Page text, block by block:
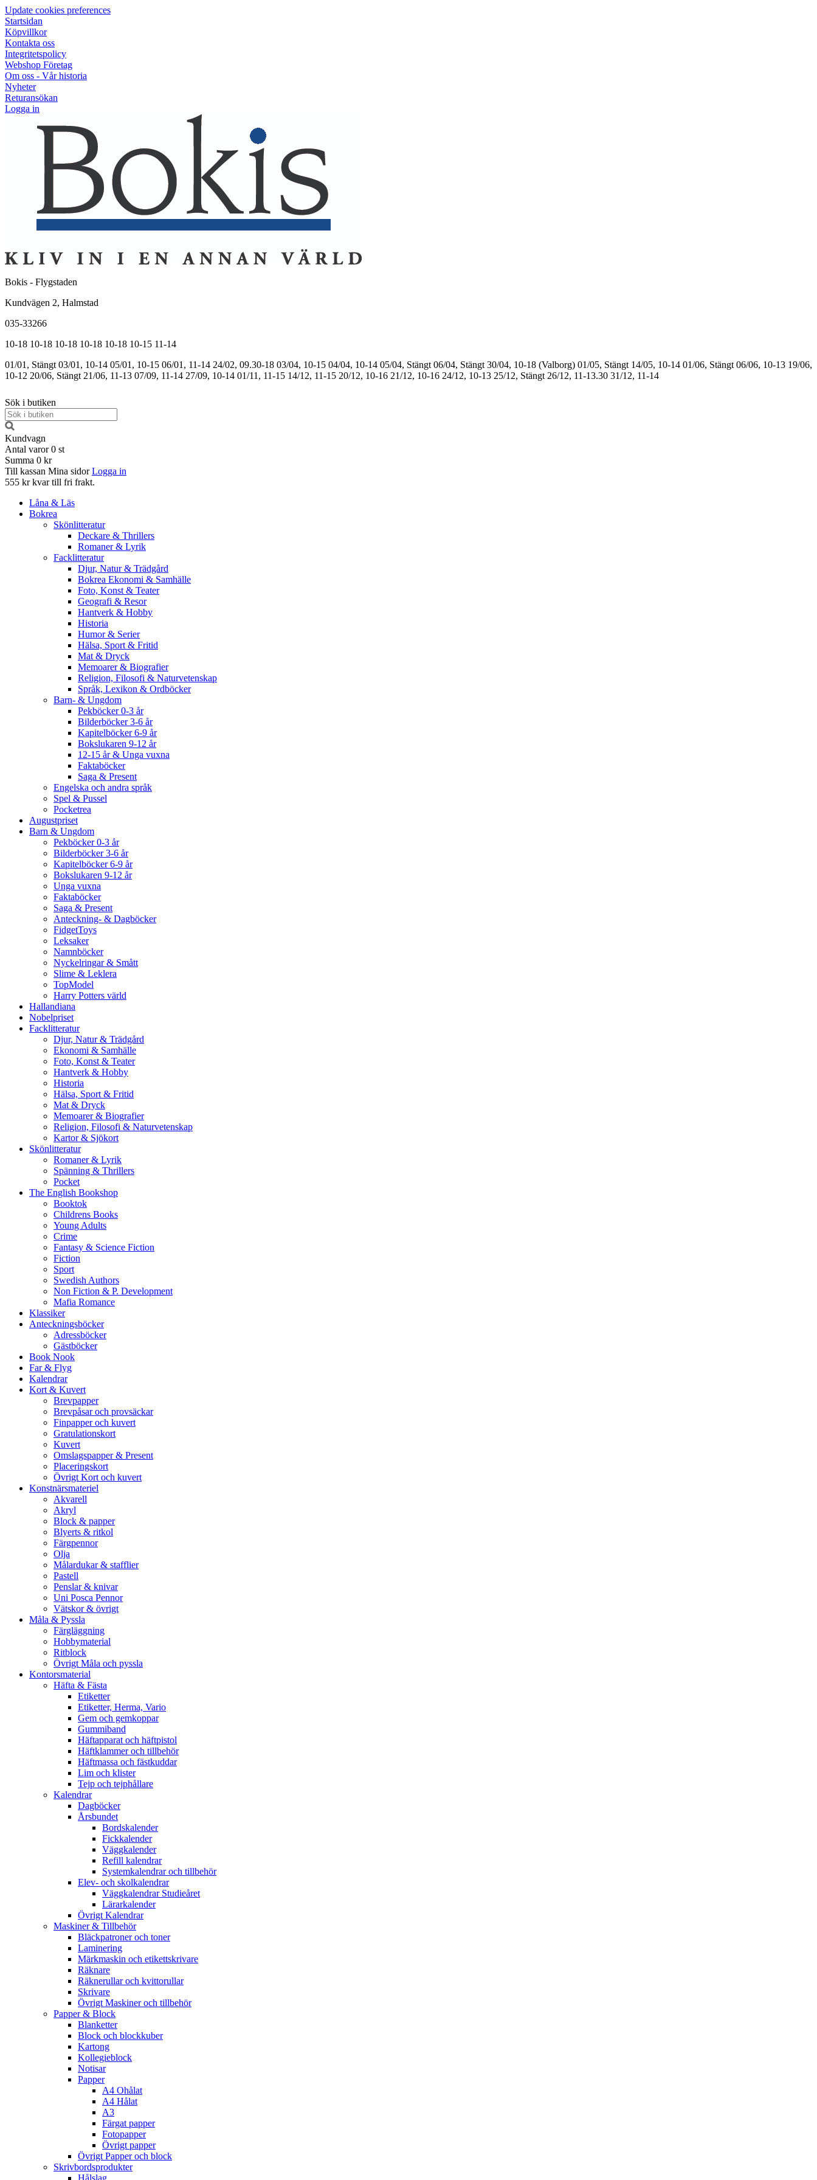
Update cookies preferences
Startsidan
Köpvillkor
Kontakta oss
Integritetspolicy
Webshop Företag
Om oss - Vår historia
Nyheter
Returansökan
Logga in
Bokis - Flygstaden
Kundvägen 2, Halmstad
035-33266
10-18 10-18 10-18 10-18 10-18 10-15 11-14
01/01, Stängt 03/01, 10-14 05/01, 10-15 06/01, 11-14 24/02, 09.30-18 03/04, 10-15 04/04, 10-14 05/04, Stängt 06/04, Stängt 30/04, 10-18 (Valborg) 01/05, Stängt 14/05, 10-14 01/06, Stängt 06/06, 10-13 19/06,
10-12 20/06, Stängt 21/06, 11-13 07/09, 11-14 27/09, 10-14 01/11, 11-15 14/12, 11-15 20/12, 10-16 21/12, 10-16 24/12, 10-13 25/12, Stängt 26/12, 11-13.30 31/12, 11-14
Sök i butiken
Kundvagn
Antal varor 0 st
Summa 0 kr
Till kassan Mina sidor Logga in
555 kr kvar till fri frakt.
Låna & Läs
Bokrea
Skönlitteratur
Deckare & Thrillers
Romaner & Lyrik
Facklitteratur
Djur, Natur & Trädgård
Bokrea Ekonomi & Samhälle
Foto, Konst & Teater
Geografi & Resor
Hantverk & Hobby
Historia
Humor & Serier
Hälsa, Sport & Fritid
Mat & Dryck
Memoarer & Biografier
Religion, Filosofi & Naturvetenskap
Språk, Lexikon & Ordböcker
Barn- & Ungdom
Pekböcker 0-3 år
Bilderböcker 3-6 år
Kapitelböcker 6-9 år
Bokslukaren 9-12 år
12-15 år & Unga vuxna
Faktaböcker
Saga & Present
Engelska och andra språk
Spel & Pussel
Pocketrea
Augustpriset
Barn & Ungdom
Pekböcker 0-3 år
Bilderböcker 3-6 år
Kapitelböcker 6-9 år
Bokslukaren 9-12 år
Unga vuxna
Faktaböcker
Saga & Present
Anteckning- & Dagböcker
FidgetToys
Leksaker
Namnböcker
Nyckelringar & Smått
Slime & Leklera
TopModel
Harry Potters värld
Hallandiana
Nobelpriset
Facklitteratur
Djur, Natur & Trädgård
Ekonomi & Samhälle
Foto, Konst & Teater
Hantverk & Hobby
Historia
Hälsa, Sport & Fritid
Mat & Dryck
Memoarer & Biografier
Religion, Filosofi & Naturvetenskap
Kartor & Sjökort
Skönlitteratur
Romaner & Lyrik
Spänning & Thrillers
Pocket
The English Bookshop
Booktok
Childrens Books
Young Adults
Crime
Fantasy & Science Fiction
Fiction
Sport
Swedish Authors
Non Fiction & P. Development
Mafia Romance
Klassiker
Anteckningsböcker
Adressböcker
Gästböcker
Book Nook
Far & Flyg
Kalendrar
Kort & Kuvert
Brevpapper
Brevpåsar och provsäckar
Finpapper och kuvert
Gratulationskort
Kuvert
Omslagspapper & Present
Placeringskort
Övrigt Kort och kuvert
Konstnärsmateriel
Akvarell
Akryl
Block & papper
Blyerts & ritkol
Färgpennor
Olja
Målardukar & stafflier
Pastell
Penslar & knivar
Uni Posca Pennor
Vätskor & övrigt
Måla & Pyssla
Färgläggning
Hobbymaterial
Ritblock
Övrigt Måla och pyssla
Kontorsmaterial
Häfta & Fästa
Etiketter
Etiketter, Herma, Vario
Gem och gemkoppar
Gummiband
Häftapparat och häftpistol
Häftklammer och tillbehör
Häftmassa och fästkuddar
Lim och klister
Tejp och tejphållare
Kalendrar
Dagböcker
Årsbundet
Bordskalender
Fickkalender
Väggkalender
Refill kalendrar
Systemkalendrar och tillbehör
Elev- och skolkalendrar
Väggkalendrar Studieåret
Lärarkalender
Övrigt Kalendrar
Maskiner & Tillbehör
Bläckpatroner och toner
Laminering
Märkmaskin och etikettskrivare
Räknare
Räknerullar och kvittorullar
Skrivare
Övrigt Maskiner och tillbehör
Papper & Block
Blanketter
Block och blockkuber
Kartong
Kollegieblock
Notisar
Papper
A4 Ohålat
A4 Hålat
A3
Färgat papper
Fotopapper
Övrigt papper
Övrigt Papper och block
Skrivbordsprodukter
Hålslag